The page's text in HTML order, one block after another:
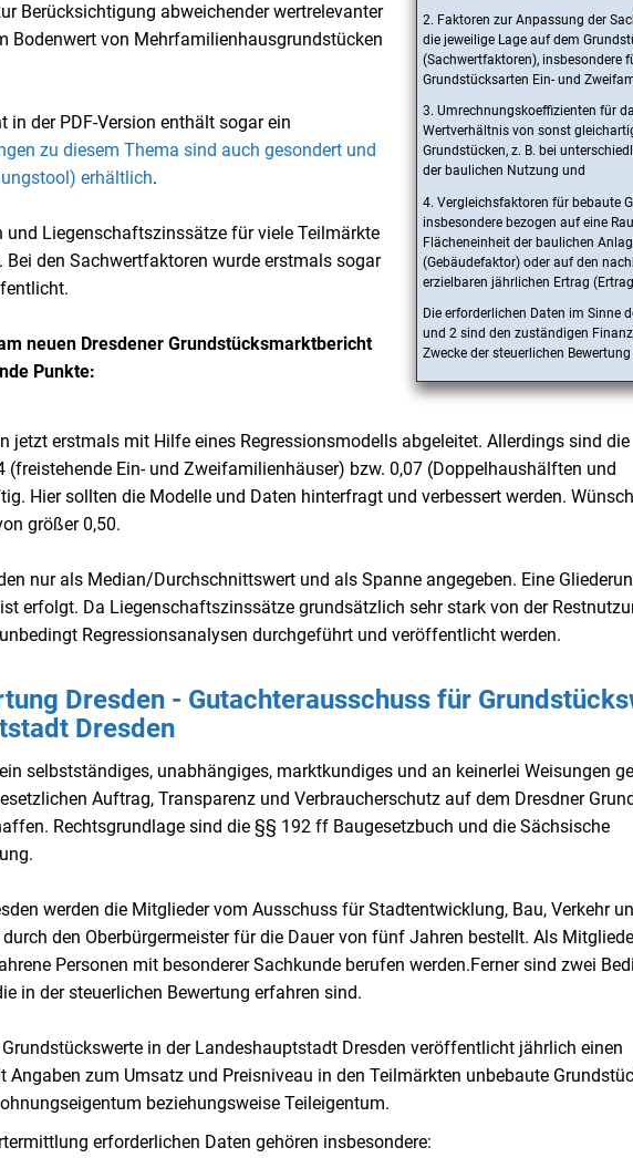
Berücksichtigung abweichender wertrelevanter
Bodenwert von Mehrfamilienhausgrundstücken
in der PDF-Version enthält sogar ein
zu diesem Thema sind auch gesondert und
erhältlich.
und Liegenschaftszinssätze für viele Teilmärkte
den Sachwertfaktoren wurde erstmals sogar
neuen Dresdener Grundstücksmarktbericht
Punkte:
2. Faktoren zur Anpassung der
die jeweilige Lage auf dem
(Sachwertfaktoren), insbesondere
Grundstücksarten Ein- und
3. Umrechnungskoeffizienten für
Wertverhältnis von sonst
Grundstücken, z. B. bei
der baulichen Nutzung und
4. Vergleichsfaktoren für bebaute
insbesondere bezogen auf eine
Flächeneinheit der baulichen
(Gebäudefaktor) oder auf den
erzielbaren jährlichen Ertrag
Die erforderlichen Daten im Sinne
und 2 sind den zuständigen
Zwecke der steuerlichen
jetzt erstmals mit Hilfe eines Regressionsmodells abgeleitet. Allerdings sind die
Ein- und Zweifamilienhäuser) bzw. 0,07 (Doppelhaushälften und
Hier sollten die Modelle und Daten hinterfragt und verbessert werden.
größer 0,50.
nur als Median/Durchschnittswert und als Spanne angegeben. Eine
erfolgt. Da Liegenschaftszinssätze grundsätzlich sehr stark von der
Regressionsanalysen durchgeführt und veröffentlicht werden.
Dresden - Gutachterausschuss für
Dresden
selbstständiges, unabhängiges, marktkundiges und an keinerlei Weisungen
Auftrag, Transparenz und Verbraucherschutz auf dem Dresdner
Rechtsgrundlage sind die §§ 192 ff Baugesetzbuch und die Sächsische
werden die Mitglieder vom Ausschuss für Stadtentwicklung, Bau, Verkehr
den Oberbürgermeister für die Dauer von fünf Jahren bestellt. Als
Personen mit besonderer Sachkunde berufen werden.Ferner sind zwei
in der steuerlichen Bewertung erfahren sind.
in der Landeshauptstadt Dresden veröffentlicht jährlich einen
zum Umsatz und Preisniveau in den Teilmärkten unbebaute
beziehungsweise Teileigentum.
erforderlichen Daten gehören insbesondere: